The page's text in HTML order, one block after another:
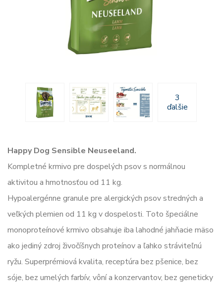
3
ďalšie
Happy Dog Sensible Neuseeland.
Kompletné krmivo pre dospelých psov s normálnou
aktivitou a hmotnosťou od 11 kg.
Hypoalergénne granule pre alergických psov stredných a
veľkých plemien od 11 kg v dospelosti. Toto špeciálne
monoproteínové krmivo obsahuje iba lahodné jahňacie mäso
ako jediný zdroj živočíšnych proteínov a ľahko stráviteľnú
ryžu. Superprémiová kvalita, receptúra bez pšenice, bez
sóje, bez umelých farbív, vôní a konzervantov, bez geneticky